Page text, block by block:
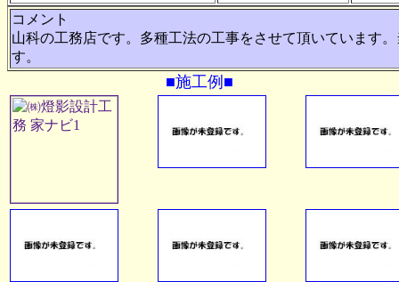
コメント
山科の工務店です。多種工法の工事をさせて頂いています
す。
■施工例■